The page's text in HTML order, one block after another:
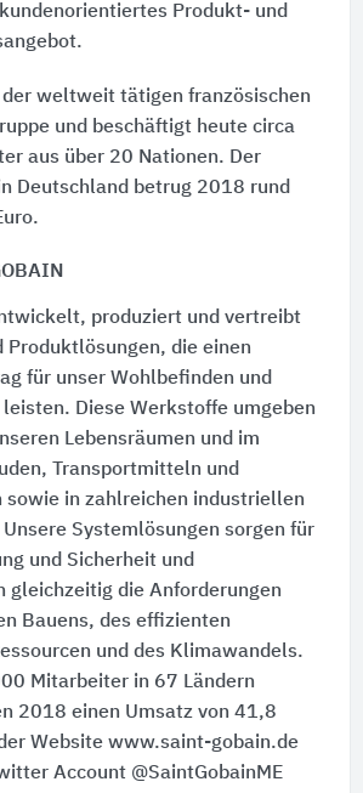
Produkt- und
der weltweit tätigen französischen
und beschäftigt heute circa
aus über 20 Nationen. Der
Deutschland betrug 2018 rund
produziert und vertreibt
Produktlösungen, die einen
für unser Wohlbefinden und
Diese Werkstoffe umgeben
Lebensräumen und im
Transportmitteln und
in zahlreichen industriellen
Systemlösungen sorgen für
und Sicherheit und
gleichzeitig die Anforderungen
Bauens, des effizienten
und des Klimawandels.
Mitarbeiter in 67 Ländern
2018 einen Umsatz von 41,8
Website www.saint-gobain.de
Account @SaintGobainME